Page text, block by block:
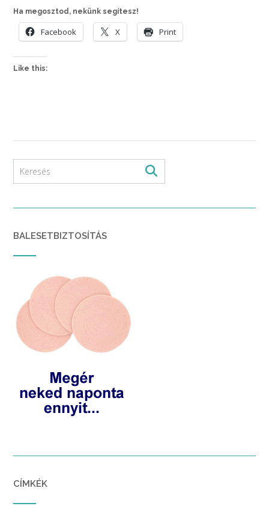
Ha megosztod, nekünk segítesz!
Facebook X Print
Like this:
BALESETBIZTOSÍTÁS
CÍMKÉK